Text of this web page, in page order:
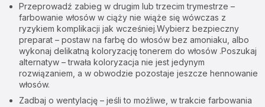
Przeprowadź zabieg w drugim lub trzecim trymestrze –
farbowanie włosów w ciąży nie wiąże się wówczas z
ryzykiem komplikacji jak wcześniej.Wybierz bezpieczny
preparat – postaw na farbę do włosów bez amoniaku, albo
wykonaj delikatną koloryzację tonerem do włosów .Poszukaj
alternatyw – trwała koloryzacja nie jest jedynym
rozwiązaniem, a w obwodzie pozostaje jeszcze hennowanie
włosów.
Zadbaj o wentylację – jeśli to możliwe, w trakcie farbowania